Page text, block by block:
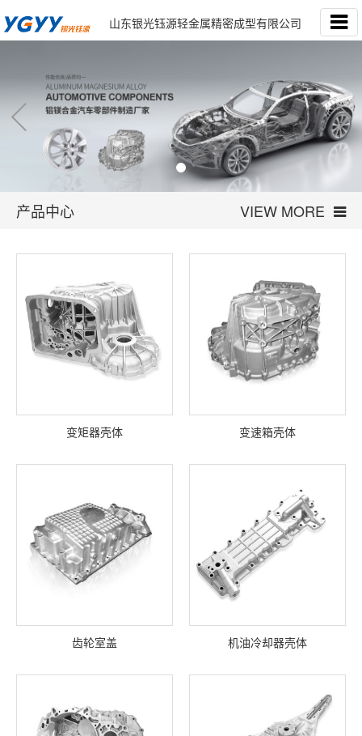
山东银光钰源轻金属精密成型有限公司
产品中心 VIEW MORE
变矩器壳体 变速箱壳体
齿轮室盖 机油冷却器壳体